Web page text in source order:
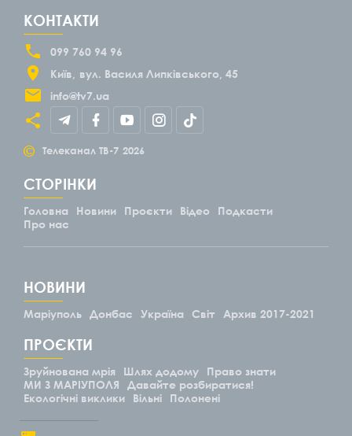
КОНТАКТИ
099 760 94 96
Київ
вул. Василя Липківського, 45
info@tv7.ua
© Телеканал ТВ-7 2026
СТОРІНКИ
Головна Новини Проєкти Відео
Подкасти
Про нас
НОВИНИ
Маріуполь Донбас Україна Світ Архив 2017-2021
ПРОЄКТИ
Зруйнована мрія Шлях додому
Право знати
МИ З МАРІУПОЛЯ
Давайте розбиратися!
Екологічні виклики
Вільні Полонені